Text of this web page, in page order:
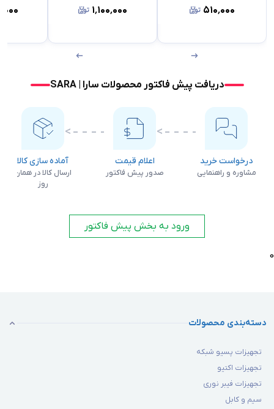
۵۱۰٬۰۰۰ ۱٬۱۰۰٬۰۰۰
دریافت پیش فاکتور محصولات سارا | SARA
درخواست خرید
مشاوره و راهنمایی
اعلام قیمت
صدور پیش فاکتور
آماده سازی کالا
ارسال کالا در همان
روز
ورود به بخش پیش فاکتور
0
دسته‌بندی محصولات
تجهیزات پسیو شبکه
تجهیزات اکتیو
تجهیزات فیبر نوری
سیم و کابل